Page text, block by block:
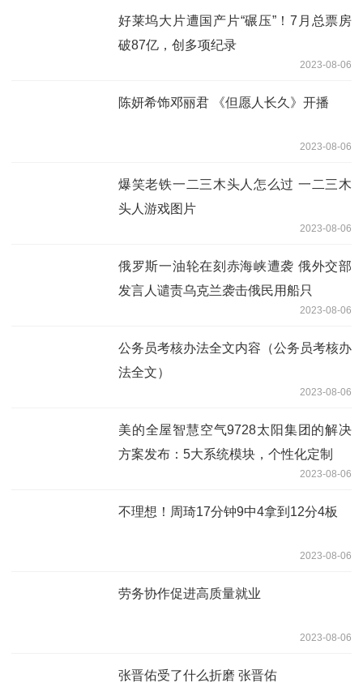
好莱坞大片遭国产片“碾压”！7月总票房
破87亿，创多项纪录
2023-08-06
陈妍希饰邓丽君 《但愿人长久》开播
2023-08-06
爆笑老铁一二三木头人怎么过 一二三木
头人游戏图片
2023-08-06
俄罗斯一油轮在刻赤海峡遭袭 俄外交部
发言人谴责乌克兰袭击俄民用船只
2023-08-06
公务员考核办法全文内容（公务员考核办
法全文）
2023-08-06
美的全屋智慧空气9728太阳集团的解决
方案发布：5大系统模块，个性化定制
2023-08-06
不理想！周琦17分钟9中4拿到12分4板
2023-08-06
劳务协作促进高质量就业
2023-08-06
张晋佑受了什么折磨 张晋佑